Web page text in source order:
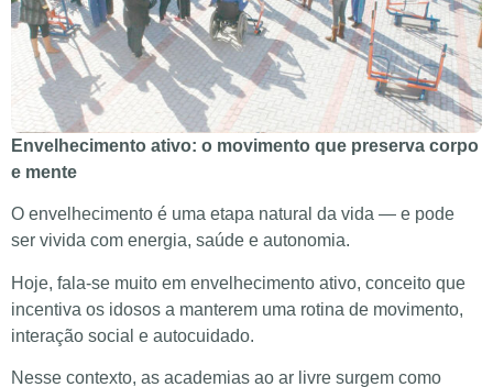
Envelhecimento ativo: o movimento que preserva corpo
e mente
O envelhecimento é uma etapa natural da vida — e pode
ser vivida com energia, saúde e autonomia.
Hoje, fala-se muito em envelhecimento ativo, conceito que
incentiva os idosos a manterem uma rotina de movimento,
interação social e autocuidado.
Nesse contexto, as academias ao ar livre surgem como